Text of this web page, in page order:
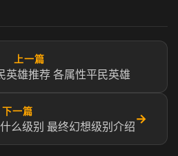
上一篇
英雄推荐 各属性平民英雄
下一篇
么级别 最终幻想级别介绍
→